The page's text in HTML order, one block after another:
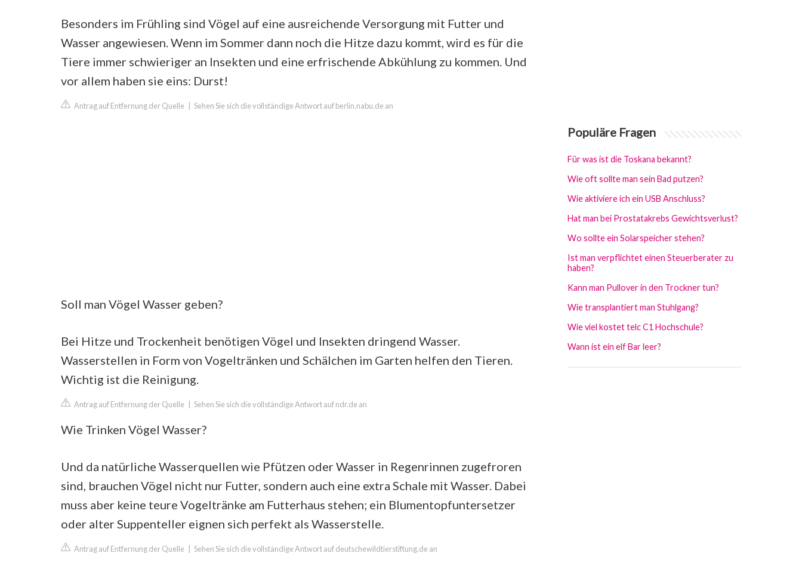
Besonders im Frühling sind Vögel auf eine ausreichende Versorgung mit Futter und
Wasser angewiesen. Wenn im Sommer dann noch die Hitze dazu kommt, wird es für die
Tiere immer schwieriger an Insekten und eine erfrischende Abkühlung zu kommen. Und
vor allem haben sie eins: Durst!
Antrag auf Entfernung der Quelle Sehen Sie sich die vollständige Antwort auf berlin.nabu.de an
Soll man Vögel Wasser geben?
Bei Hitze und Trockenheit benötigen Vögel und Insekten dringend Wasser.
Wasserstellen in Form von Vogeltränken und Schälchen im Garten helfen den Tieren.
Wichtig ist die Reinigung.
Antrag auf Entfernung der Quelle Sehen Sie sich die vollständige Antwort auf ndr.de an
Wie Trinken Vögel Wasser?
Und da natürliche Wasserquellen wie Pfützen oder Wasser in Regenrinnen zugefroren
sind, brauchen Vögel nicht nur Futter, sondern auch eine extra Schale mit Wasser. Dabei
muss aber keine teure Vogeltränke am Futterhaus stehen; ein Blumentopfuntersetzer
oder alter Suppenteller eignen sich perfekt als Wasserstelle.
Antrag auf Entfernung der Quelle Sehen Sie sich die vollständige Antwort auf deutschewildtierstiftung.de an
Populäre Fragen
Für was ist die Toskana bekannt?
Wie oft sollte man sein Bad putzen?
Wie aktiviere ich ein USB Anschluss?
Hat man bei Prostatakrebs Gewichtsverlust?
Wo sollte ein Solarspeicher stehen?
Ist man verpflichtet einen Steuerberater zu
haben?
Kann man Pullover in den Trockner tun?
Wie transplantiert man Stuhlgang?
Wie viel kostet telc C1 Hochschule?
Wann ist ein elf Bar leer?